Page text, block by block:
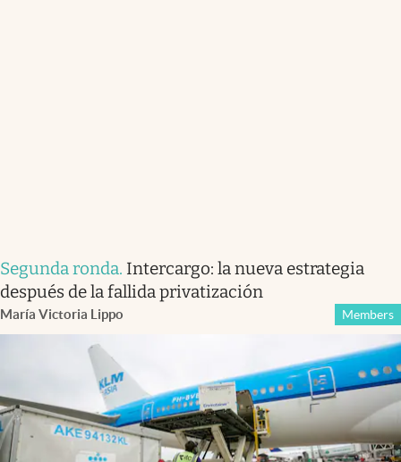
Segunda ronda. Intercargo: la nueva estrategia
después de la fallida privatización
María Victoria Lippo Members